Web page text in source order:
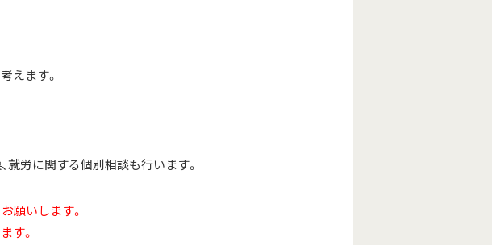
えます。
就労に関する個別相談も行います。
願いします。
す。